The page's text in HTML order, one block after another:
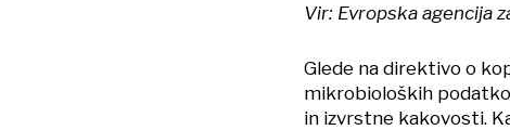
Vir: Evropska agencija
Glede na direktivo o
mikrobioloških
in izvrstne kakovosti.